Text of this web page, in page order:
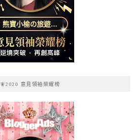
熊寶小榆の旅遊日
記
🧚2020 意見領袖榮耀榜